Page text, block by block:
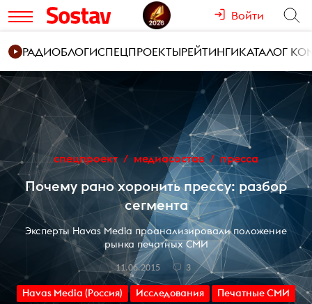
Войти
РАДИОБЛОГИСПЕЦПРОЕКТЫРЕЙТИНГИКАТАЛОГ
спецпроект медиасостав пресса
Почему рано хоронить прессу: разбор
сегмента
Эксперты Havas Media проанализировали положение
рынка печатных СМИ
11.06.2015 3
Havas Media (Россия) Исследования Печатные СМИ